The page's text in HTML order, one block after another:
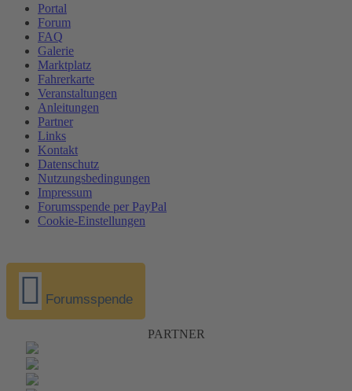
Portal
Forum
FAQ
Galerie
Marktplatz
Fahrerkarte
Veranstaltungen
Anleitungen
Partner
Links
Kontakt
Datenschutz
Nutzungsbedingungen
Impressum
Forumsspende per PayPal
Cookie-Einstellungen
Forumsspende
PARTNER